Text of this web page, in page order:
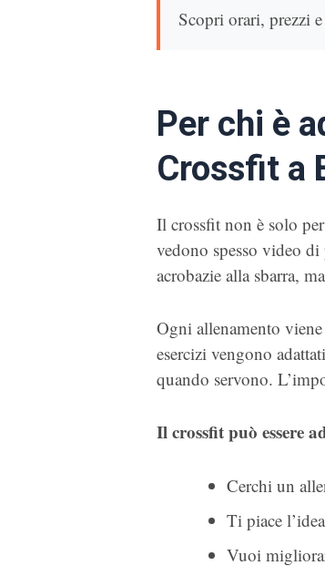
Scopri orari, prezzi
Per chi è
Crossfit a
Il crossfit non è solo
vedono spesso video
acrobazie alla sbarra,
Ogni allenamento
esercizi vengono
quando servono.
Il crossfit può essere
Cerchi un
Ti piace
Vuoi